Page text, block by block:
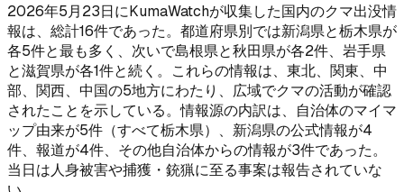
2026年5月23日にKumaWatchが収集した国内のクマ出没情
報は、総計16件であった。都道府県別では新潟県と栃木県が
各5件と最も多く、次いで島根県と秋田県が各2件、岩手県
と滋賀県が各1件と続く。これらの情報は、東北、関東、中
部、関西、中国の5地方にわたり、広域でクマの活動が確認
されたことを示している。情報源の内訳は、自治体のマイマ
ップ由来が5件（すべて栃木県）、新潟県の公式情報が4
件、報道が4件、その他自治体からの情報が3件であった。
当日は人身被害や捕獲・銃猟に至る事案は報告されていな